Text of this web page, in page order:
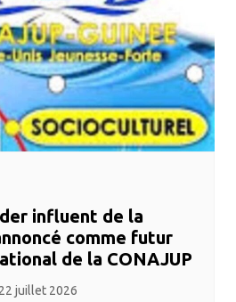
influent de la
comme futur
de la CONAJUP
22 juillet 2026